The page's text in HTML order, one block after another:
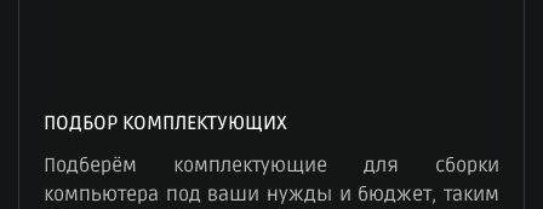
ПОДБОР КОМПЛЕКТУЮЩИХ
Подберём комплектующие для сборки
компьютера под ваши нужды и бюджет, таким